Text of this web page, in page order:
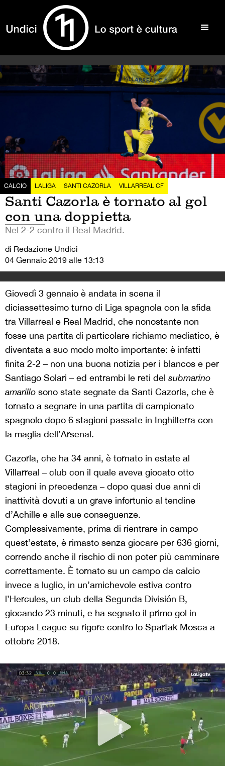
CALCIO LALIGA SANTI CAZORLA VILLARREAL CF
Santi Cazorla è tornato al gol
con una doppietta
Nel 2-2 contro il Real Madrid.
di Redazione Undici
04 Gennaio 2019 alle 13:13
Giovedì 3 gennaio è andata in scena il
diciassettesimo turno di Liga spagnola con la sfida
tra Villarreal e Real Madrid, che nonostante non
fosse una partita di particolare richiamo mediatico, è
diventata a suo modo molto importante: è infatti
finita 2-2 – non una buona notizia per i blancos e per
Santiago Solari – ed entrambi le reti del submarino
amarillo sono state segnate da Santi Cazorla, che è
tornato a segnare in una partita di campionato
spagnolo dopo 6 stagioni passate in Inghilterra con
la maglia dell’Arsenal.
Cazorla, che ha 34 anni, è tornato in estate al
Villarreal – club con il quale aveva giocato otto
stagioni in precedenza – dopo quasi due anni di
inattività dovuti a un grave infortunio al tendine
d’Achille e alle sue conseguenze.
Complessivamente, prima di rientrare in campo
quest’estate, è rimasto senza giocare per 636 giorni,
correndo anche il rischio di non poter più camminare
correttamente. È tornato su un campo da calcio
invece a luglio, in un’amichevole estiva contro
l’Hercules, un club della Segunda División B,
giocando 23 minuti, e ha segnato il primo gol in
Europa League su rigore contro lo Spartak Mosca a
ottobre 2018.